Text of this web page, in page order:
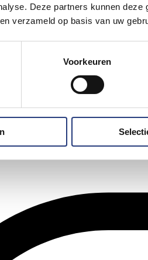
Deze partners kunnen
verzameld op basis van uw
Voorkeuren